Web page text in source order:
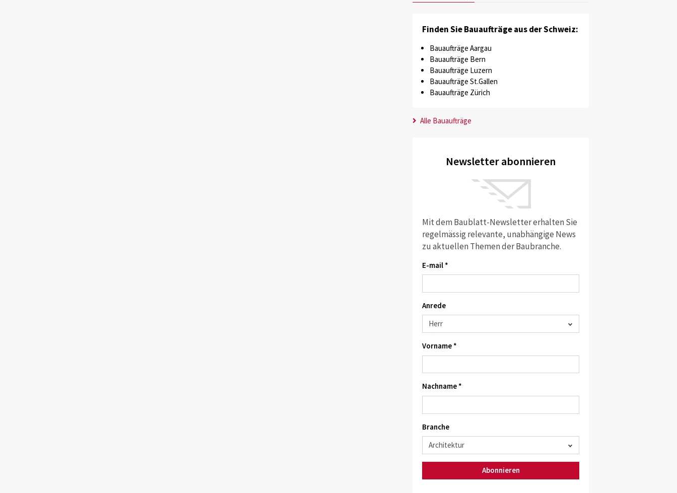
Finden Sie Bauaufträge aus der Schweiz:
Bauaufträge Aargau
Bauaufträge Bern
Bauaufträge Luzern
Bauaufträge St.Gallen
Bauaufträge Zürich
Alle Bauaufträge
Newsletter abonnieren
Mit dem Baublatt-Newsletter erhalten Sie
regelmässig relevante, unabhängige News
zu aktuellen Themen der Baubranche.
E-mail *
Anrede
Vorname *
Nachname *
Branche
Abonnieren